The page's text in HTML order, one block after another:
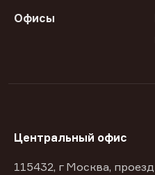
Офисы
Центральный офис
115432, г Москва, проезд